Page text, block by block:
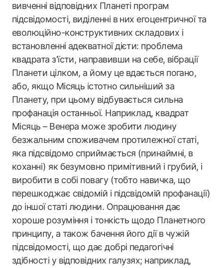
вивченні відповідних Планеті програм
підсвідомості, виділенні в них егоцентричної та
еволюційно-конструктивних складових і
встановленні адекватної дієти: проблема
квадрата з'їсти, направивши на себе, вібрації
Планети цілком, а йому це вдається погано,
або, якщо Місяць істотно сильніший за
Планету, при цьому відбувається сильна
профанація останньої. Наприклад, квадрат
Місяць – Венера може зробити людину
безжальним споживачем протилежної статі,
яка підсвідомо сприймається (принаймні, в
коханні) як безумовно примітивний і грубий, і
виробити в собі повагу (тобто навичка, що
перешкоджає свідомій і підсвідомій профанації)
до іншої статі людини. Опрацювання дає
хороше розуміння і тонкість щодо Планетного
принципу, а також бачення його дії в чужій
підсвідомості, що дає добрі педагогічні
здібності у відповідних галузях; наприклад,